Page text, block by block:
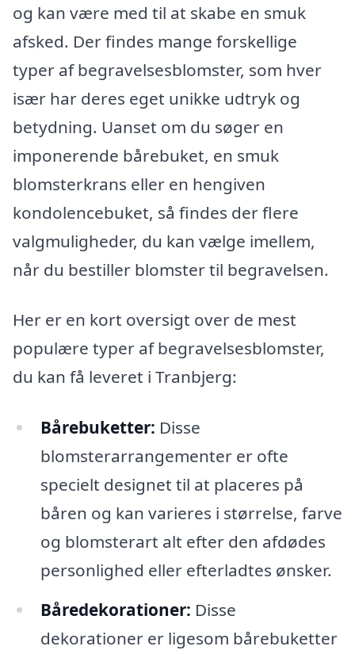
og kan være med til at skabe en smuk
afsked. Der findes mange forskellige
typer af begravelsesblomster, som hver
især har deres eget unikke udtryk og
betydning. Uanset om du søger en
imponerende bårebuket, en smuk
blomsterkrans eller en hengiven
kondolencebuket, så findes der flere
valgmuligheder, du kan vælge imellem,
når du bestiller blomster til begravelsen.
Her er en kort oversigt over de mest
populære typer af begravelsesblomster,
du kan få leveret i Tranbjerg:
Bårebuketter: Disse
blomsterarrangementer er ofte
specielt designet til at placeres på
båren og kan varieres i størrelse, farve
og blomsterart alt efter den afdødes
personlighed eller efterladtes ønsker.
Båredekorationer: Disse
dekorationer er ligesom bårebuketter